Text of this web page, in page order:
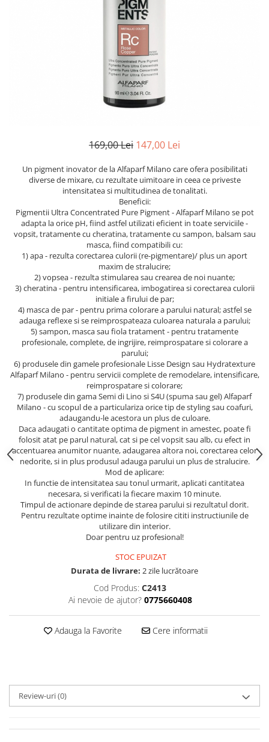
169,00 Lei 147,00 Lei
Un pigment inovator de la Alfaparf Milano care ofera posibilitati
diverse de mixare, cu rezultate uimitoare in ceea ce priveste
intensitatea si multitudinea de tonalitati.
Beneficii:
Pigmentii Ultra Concentrated Pure Pigment - Alfaparf Milano se pot
adapta la orice pH, fiind astfel utilizati eficient in toate serviciile -
vopsit, tratamente cu cheratina, tratamente cu sampon, balsam sau
masca, fiind compatibili cu:
1) apa - rezulta corectarea culorii (re-pigmentare)/ plus un aport
maxim de stralucire;
2) vopsea - rezulta stimularea sau crearea de noi nuante;
3) cheratina - pentru intensificarea, imbogatirea si corectarea culorii
initiale a firului de par;
4) masca de par - pentru prima colorare a parului natural; astfel se
adauga reflexe si se reimprospateaza culoarea naturala a parului;
5) sampon, masca sau fiola tratament - pentru tratamente
profesionale, complete, de ingrijire, reimprospatare si colorare a
parului;
6) produsele din gamele profesionale Lisse Design sau Hydratexture
Alfaparf Milano - pentru servicii complete de remodelare, intensificare,
reimprospatare si colorare;
7) produsele din gama Semi di Lino si S4U (spuma sau gel) Alfaparf
Milano - cu scopul de a particulariza orice tip de styling sau coafuri,
adaugandu-le acestora un plus de culoare.
Daca adaugati o cantitate optima de pigment in amestec, poate fi
folosit atat pe parul natural, cat si pe cel vopsit sau alb, cu efect in
accentuarea anumitor nuante, adaugarea altora noi, corectarea celor
nedorite, si in plus produsul adauga parului un plus de stralucire.
Mod de aplicare:
In functie de intensitatea sau tonul urmarit, aplicati cantitatea
necesara, si verificati la fiecare maxim 10 minute.
Timpul de actionare depinde de starea parului si rezultatul dorit.
Pentru rezultate optime inainte de folosire cititi instructiunile de
utilizare din interior.
Doar pentru uz profesional!
STOC EPUIZAT
Durata de livrare: 2 zile lucrătoare
Cod Produs: C2413
Ai nevoie de ajutor? 0775660408
Adauga la Favorite Cere informatii
Review-uri(0)